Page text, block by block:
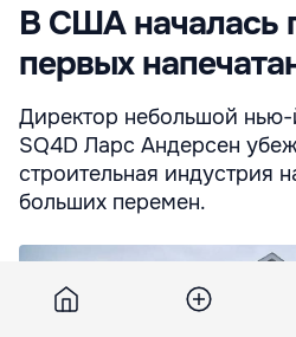
В США началась
первых
Директор небольшой
SQ4D Ларс Андерсен
строительная индустрия
больших перемен.